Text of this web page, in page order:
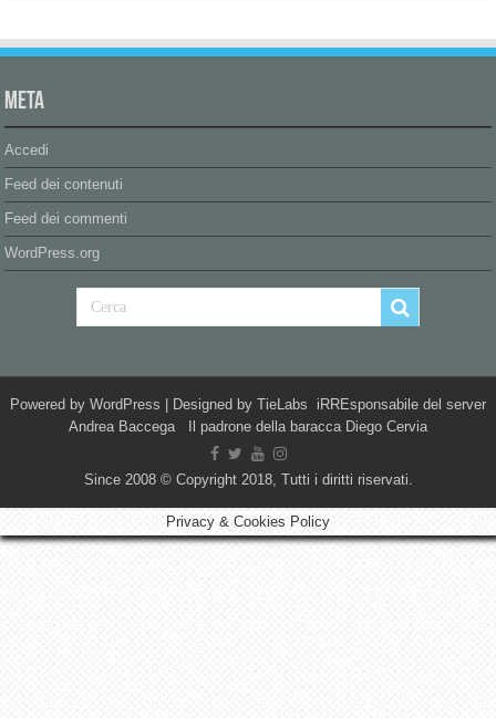
Meta
Accedi
Feed dei contenuti
Feed dei commenti
WordPress.org
Powered by WordPress | Designed by TieLabs iRREsponsabile del server
Andrea Baccega Il padrone della baracca Diego Cervia
Since 2008 © Copyright 2018, Tutti i diritti riservati.
Privacy & Cookies Policy